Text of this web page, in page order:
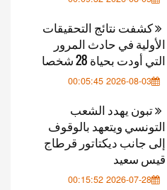
كشفت نتائج التحقيقات
الأولية في حادث المرور
التي أودت بحياة 28 شخصا
2026-08-03 00:05:45
تبون يهدد الشعب
التونسي ويتعهد بالوقوف
إلى جانب ديكتاتور قرطاج
قيس سعيد
2026-07-28 00:15:52